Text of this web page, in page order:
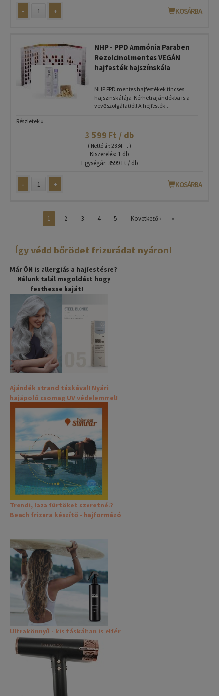
- + KOSÁRBA
NHP - PPD Ammónia Paraben
Rezolcinol mentes VEGÁN
hajfesték hajszínskála
NHP PPD mentes hajfestékek tincses
hajszínskálája. Kérheti ajándékba is a
vevőszolgálattól! A hejfesték...
Részletek »
3 599 Ft / db
( Nettó ár: 2 834 Ft )
Kiszerelés: 1 db
Egységár: 3599 Ft / db
- + KOSÁRBA
1 2 3 4 5 Következő › »
Így védd bőrödet frizurádat nyáron!
Már ÖN is allergiás a hajfestésre?
Nálunk talál megoldást hogy
festhesse haját!
Ajándék strand táskával! Nyári
hajápoló csomag UV védelemmel!
Trendi, laza fürtöket szeretnél?
Beach frizura készítő - hajformázó
Ultrakönnyű - kis táskában is elfér